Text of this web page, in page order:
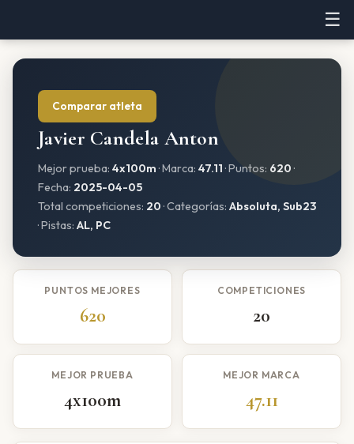
☰
Comparar atleta
Javier Candela Anton
Mejor prueba: 4x100m · Marca: 47.11 · Puntos: 620 ·
Fecha: 2025-04-05
Total competiciones: 20 · Categorías: Absoluta, Sub23
· Pistas: AL, PC
PUNTOS MEJORES
620
COMPETICIONES
20
MEJOR PRUEBA
4x100m
MEJOR MARCA
47.11